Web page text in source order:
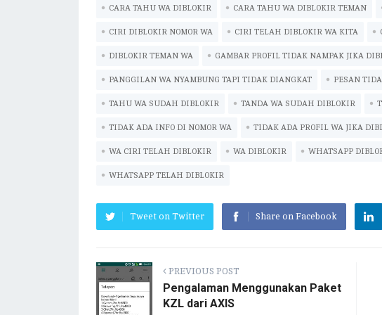
eb
oo
k
it
te
r
ai
l
at
s
A
p
p
p
y
Li
n
k
eg
ra
m
e
m
bl
r
ar
e
CARA TAHU WA DIBLOKIR CARA TAHU WA DIBLOKIR TEMAN
CIRI DIBLOKIR NOMOR WA CIRI TELAH DIBLOKIR WA KITA
DIBLOKIR TEMAN WA GAMBAR PROFIL TIDAK NAMPAK JIKA
PANGGILAN WA NYAMBUNG TAPI TIDAK DIANGKAT PESAN
TAHU WA SUDAH DIBLOKIR TANDA WA SUDAH DIBLOKIR
TIDAK ADA INFO DI NOMOR WA TIDAK ADA PROFIL WA JIKA
WA CIRI TELAH DIBLOKIR WA DIBLOKIR WHATSAPP
WHATSAPP TELAH DIBLOKIR
Tweet on Twitter Share on Facebook
PREVIOUS POST
Pengalaman Menggunakan Paket
KZL dari AXIS